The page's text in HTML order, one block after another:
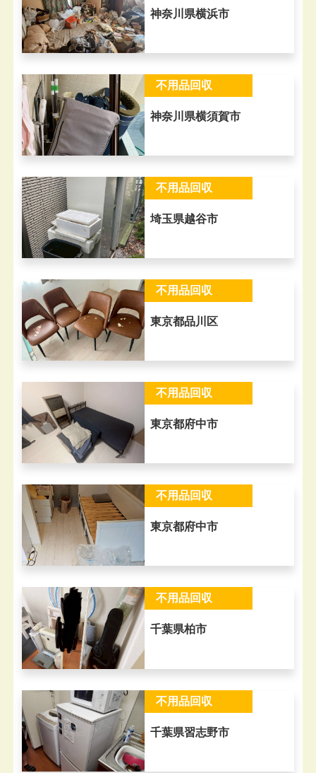
神奈川県横浜市
不用品回収
神奈川県横須賀市
不用品回収
埼玉県越谷市
不用品回収
東京都品川区
不用品回収
東京都府中市
不用品回収
東京都府中市
不用品回収
千葉県柏市
不用品回収
千葉県習志野市